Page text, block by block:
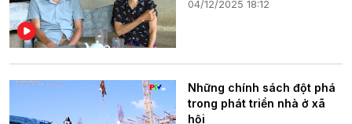
04/12/2025 18:12
Những chính sách đột phá
trong phát triển nhà ở xã
hội